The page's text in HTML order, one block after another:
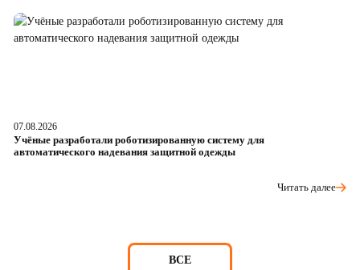
07.08.2026
Учёные разработали роботизированную систему для
автоматического надевания защитной одежды
Читать далее
ВСЕ